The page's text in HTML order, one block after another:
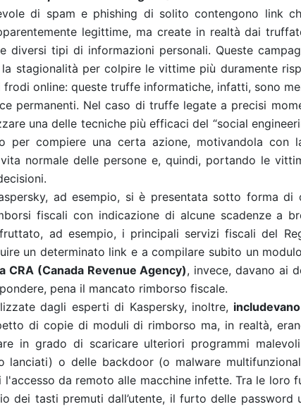
di spam e phishing di solito contengono link
legittime, ma create in realtà dai
diversi tipi di informazioni personali. Queste
stagionalità per colpire le vittime più duramente
online: queste truffe informatiche, infatti, sono
permanenti. Nel caso di truffe legate a precisi
una delle tecniche più efficaci del “social
per compiere una certa azione, motivandola con
normale delle persone e, quindi, portando le
ad esempio, si è presentata sotto forma di
fiscali con indicazione di alcune scadenze a
ad esempio, i principali servizi fiscali del
un determinato link e a compilare subito un
CRA (Canada Revenue Agency), invece, davano ai
pena il mancato rimborso fiscale.
dagli esperti di Kaspersky, inoltre,
di copie di moduli di rimborso ma, in realtà,
in grado di scaricare ulteriori programmi
lanciati) o delle backdoor (o malware
da remoto alle macchine infette. Tra le loro
dei tasti premuti dall’utente, il furto delle password